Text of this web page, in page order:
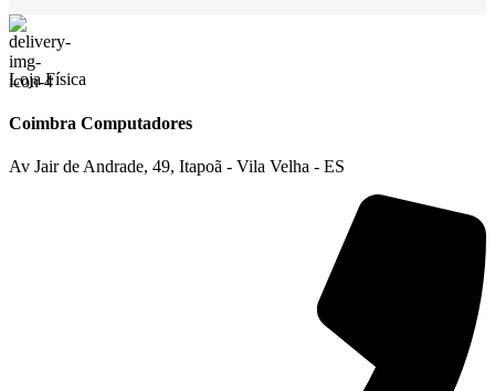
Loja Física
Coimbra Computadores
Av Jair de Andrade, 49, Itapoã - Vila Velha - ES